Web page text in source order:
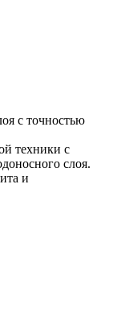
с точностью
техники с
слоя.
и